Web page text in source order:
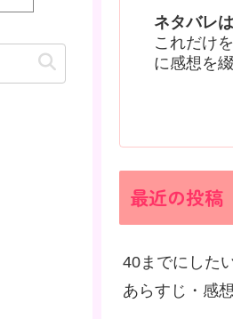
ネタバレ
これだけ
に感想を
最近の投稿
40までにした
あらすじ・感想